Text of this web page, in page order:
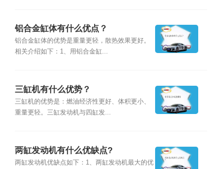
铝合金缸体有什么优点？
铝合金缸体的优势是重量更轻，散热效果更好。
相关介绍如下：1、用铝合金缸...
三缸机有什么优势？
三缸机的优势是：燃油经济性更好、体积更小、
重量更轻。三缸发动机与四缸发...
两缸发动机有什么优缺点?
两缸发动机优缺点如下：1、两缸发动机最大的优